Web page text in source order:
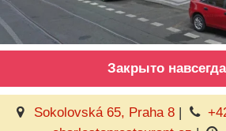
Закрыто навсегда
Sokolovská 65, Praha 8|